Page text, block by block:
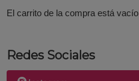
El carrito de la compra está vacío
Redes Sociales